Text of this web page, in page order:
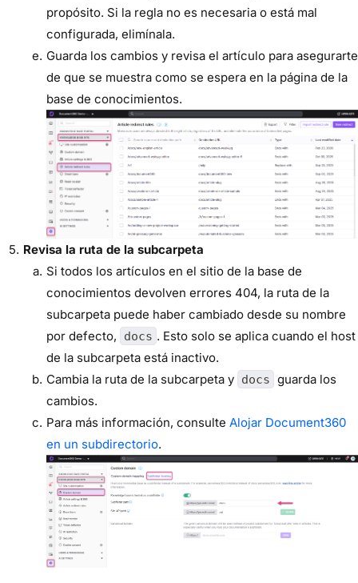
propósito. Si la regla no es necesaria o está mal
configurada, elimínala.
Guarda los cambios y revisa el artículo para asegurarte
de que se muestra como se espera en la página de la
base de conocimientos.
Revisa la ruta de la subcarpeta
Si todos los artículos en el sitio de la base de
conocimientos devolven errores 404, la ruta de la
subcarpeta puede haber cambiado desde su nombre
por defecto,
docs . Esto solo se aplica cuando el host
de la subcarpeta está inactivo.
Cambia la ruta de la subcarpeta y docs guarda los
cambios.
Para más información, consulte Alojar Document360
en un subdirectorio.